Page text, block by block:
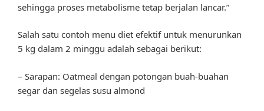
sehingga proses metabolisme tetap berjalan lancar.”
Salah satu contoh menu diet efektif untuk menurunkan
5 kg dalam 2 minggu adalah sebagai berikut:
– Sarapan: Oatmeal dengan potongan buah-buahan
segar dan segelas susu almond